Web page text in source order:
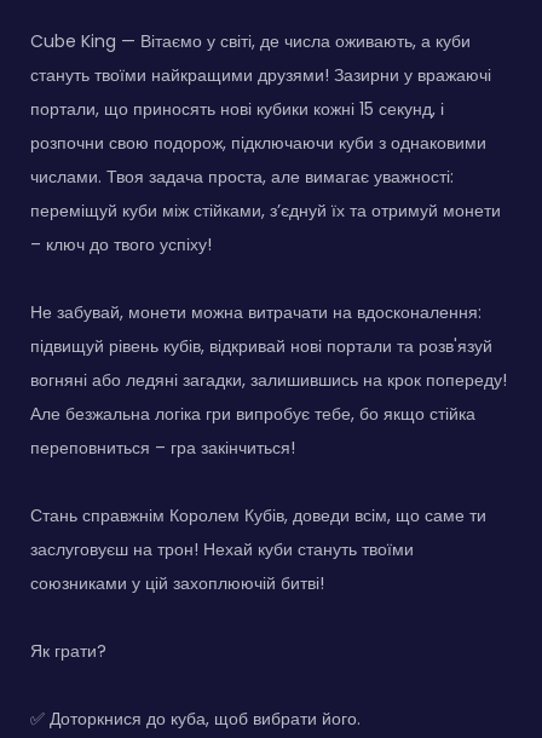
Cube King — Вітаємо у світі, де числа оживають, а куби
стануть твоїми найкращими друзями! Зазирни у вражаючі
портали, що приносять нові кубики кожні 15 секунд, і
розпочни свою подорож, підключаючи куби з однаковими
числами. Твоя задача проста, але вимагає уважності:
переміщуй куби між стійками, з’єднуй їх та отримуй монети
– ключ до твого успіху!
Не забувай, монети можна витрачати на вдосконалення:
підвищуй рівень кубів, відкривай нові портали та розв'язуй
вогняні або ледяні загадки, залишившись на крок попереду!
Але безжальна логіка гри випробує тебе, бо якщо стійка
переповниться – гра закінчиться!
Стань справжнім Королем Кубів, доведи всім, що саме ти
заслуговуєш на трон! Нехай куби стануть твоїми
союзниками у цій захоплюючій битві!
Як грати?
✅ Доторкнися до куба, щоб вибрати його.